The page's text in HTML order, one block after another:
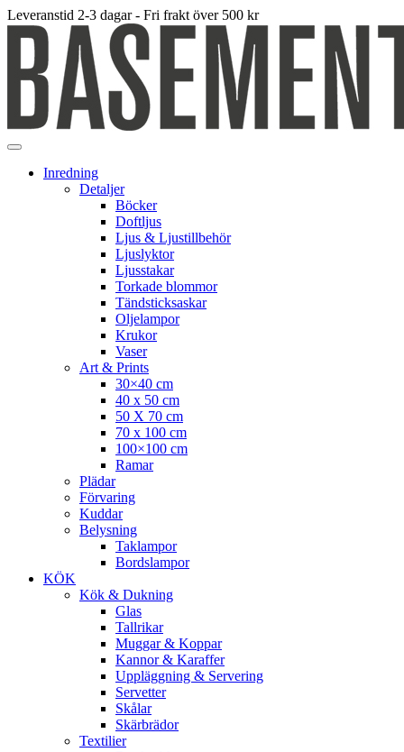
Leveranstid 2-3 dagar - Fri frakt över 500 kr
Inredning
Detaljer
Böcker
Doftljus
Ljus & Ljustillbehör
Ljuslyktor
Ljusstakar
Torkade blommor
Tändsticksaskar
Oljelampor
Krukor
Vaser
Art & Prints
30×40 cm
40 x 50 cm
50 X 70 cm
70 x 100 cm
100×100 cm
Ramar
Plädar
Förvaring
Kuddar
Belysning
Taklampor
Bordslampor
KÖK
Kök & Dukning
Glas
Tallrikar
Muggar & Koppar
Kannor & Karaffer
Uppläggning & Servering
Servetter
Skålar
Skärbrädor
Textilier